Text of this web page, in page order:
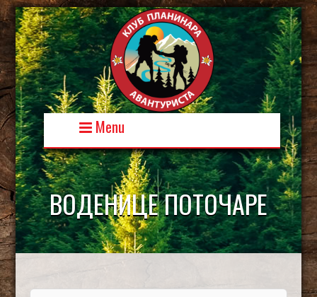
Skip
to
content
Menu
ВОДЕНИЦЕ ПОТОЧАРЕ